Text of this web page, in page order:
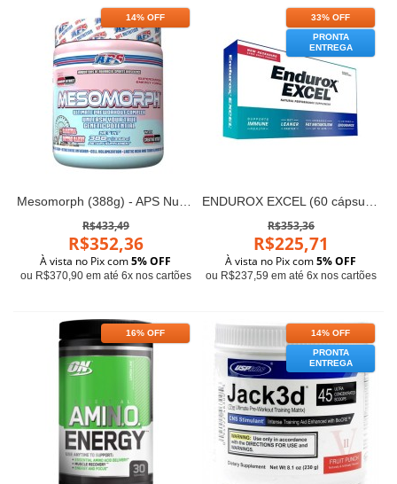
14% OFF
Mesomorph (388g) - APS Nutrition
R$433,49
R$352,36
À vista no Pix com5% OFF
ou R$370,90 em até 6x nos cartões
33% OFF
PRONTA
ENTREGA
ENDUROX EXCEL (60 cápsulas) - Pacific Health
R$353,36
R$225,71
À vista no Pix com5% OFF
ou R$237,59 em até 6x nos cartões
16% OFF
14% OFF
PRONTA
ENTREGA